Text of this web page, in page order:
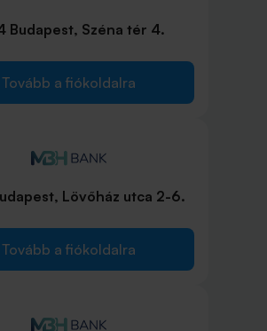
Budapest, Széna tér 4.
Tovább a fiókoldalra
Lövőház utca 2-6.
Tovább a fiókoldalra